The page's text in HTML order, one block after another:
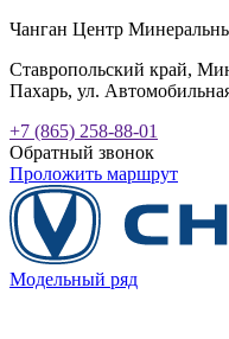
Чанган Центр
Ставропольский край,
Пахарь, ул.
+7 (865) 258-88-01
Обратный звонок
Проложить маршрут
Модельный ряд